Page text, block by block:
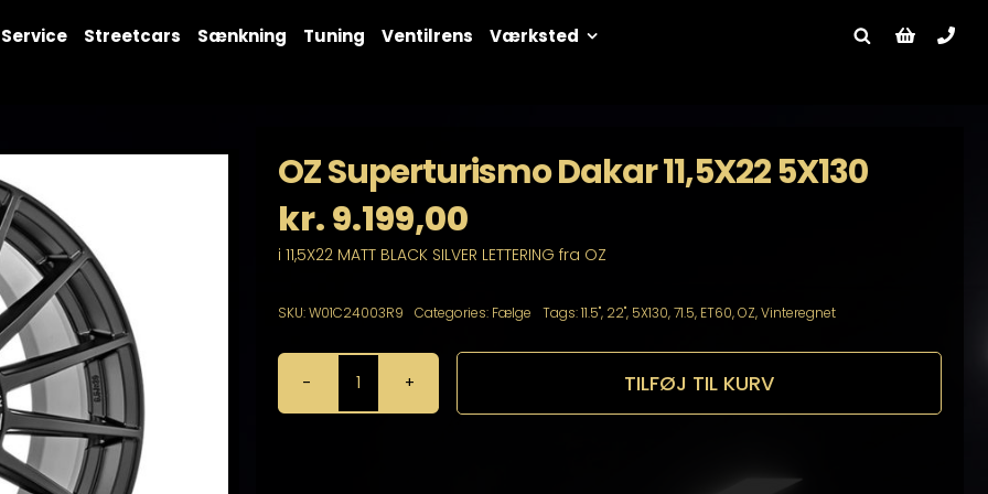
Service Streetcars Sænkning Tuning Ventilrens Værksted
OZ Superturismo Dakar 11,5X22 5X130
kr.9.199,00
i 11,5X22 MATT BLACK SILVER LETTERING fra OZ
SKU:W01C24003R9 Categories: Fælge Tags:11.5", 22", 5X130,71.5, ET60,OZ,Vinteregnet
OZ
Superturismo
TILFØJ TIL KURV